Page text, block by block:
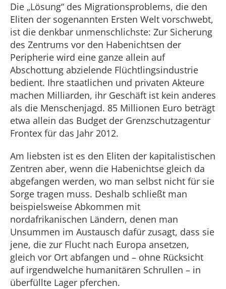
Die „Lösung“ des Migrationsproblems, die den
Eliten der sogenannten Ersten Welt vorschwebt,
ist die denkbar unmenschlichste: Zur Sicherung
des Zentrums vor den Habenichtsen der
Peripherie wird eine ganze allein auf
Abschottung abzielende Flüchtlingsindustrie
bedient. Ihre staatlichen und privaten Akteure
machen Milliarden, ihr Geschäft ist kein anderes
als die Menschenjagd. 85 Millionen Euro beträgt
etwa allein das Budget der Grenzschutzagentur
Frontex für das Jahr 2012.
Am liebsten ist es den Eliten der kapitalistischen
Zentren aber, wenn die Habenichtse gleich da
abgefangen werden, wo man selbst nicht für sie
Sorge tragen muss. Deshalb schließt man
beispielsweise Abkommen mit
nordafrikanischen Ländern, denen man
Unsummen im Austausch dafür zusagt, dass sie
jene, die zur Flucht nach Europa ansetzen,
gleich vor Ort abfangen und – ohne Rücksicht
auf irgendwelche humanitären Schrullen – in
überfüllte Lager pferchen.